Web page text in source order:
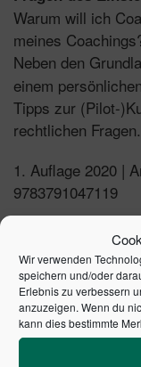
Wir verwenden
speichern und/oder
Erlebnis zu verbessern
anzuzeigen. Wenn du
kann dies bestimmte
Warum will ich
meines
Neben den
einem
Tipps zur (Pilot-
rechtlichen Fragen.
1. Auflage 2020 |
9783791047119
ÄHNLICHE